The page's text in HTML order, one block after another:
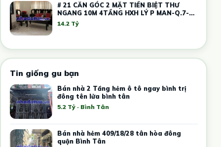
# 21 CĂN GÓC 2 MẶT TIỀN BIỆT THƯ
NGANG 10M 4TẦNG HXH LÝ P MAN-Q.7-
SHR-HƠN 14TỶ
14.2 Tỷ
Tin giống gu bạn
Bán nhà 2 Tầng hẻm ô tô ngay bình trị
đông tên lửa bình tân
5.2 Tỷ · Bình Tân
Bán nhà hẻm 409/18/28 tân hòa đông
quận Bình Tân